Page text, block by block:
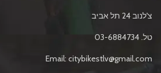
צ'לנוב 24 תל אביב
טל. 03-6884734
Email: citybikestlv@gmail.com